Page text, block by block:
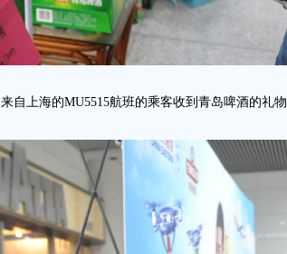
来自上海的MU5515航班的乘客收到青岛啤酒的礼物